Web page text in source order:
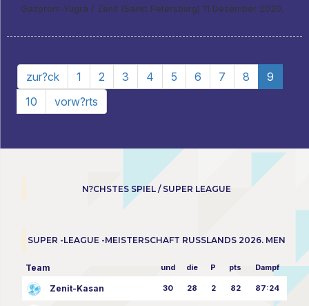
Gazprom-Yugra / Zenit (Sankt Petersburg) 11 Dezember 2020.
zur?ck 1 2 3 4 5 6 7 8
9
10
vorw?rts
N?CHSTES SPIEL / SUPER LEAGUE
SUPER -LEAGUE -MEISTERSCHAFT RUSSLANDS 2026. MEN
Team und die P pts Dampf
Zenit-Kasan 30 28 2 82 87:24